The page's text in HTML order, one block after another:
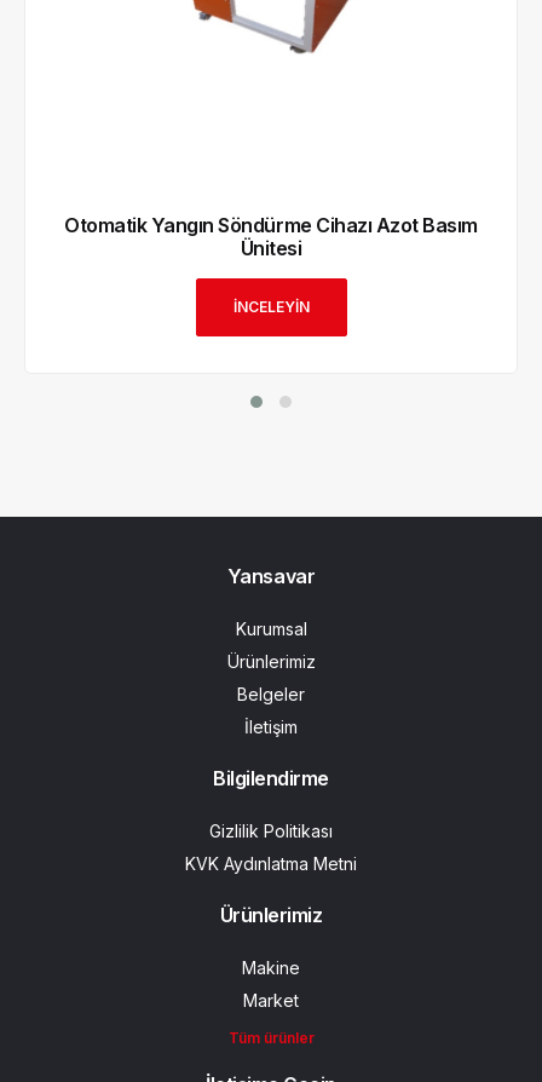
Otomatik Yangın Söndürme Cihazı Azot Basım
Ünitesi
İNCELEYİN
Yansavar
Kurumsal
Ürünlerimiz
Belgeler
İletişim
Bilgilendirme
Gizlilik Politikası
KVK Aydınlatma Metni
Ürünlerimiz
Makine
Market
Tüm ürünler